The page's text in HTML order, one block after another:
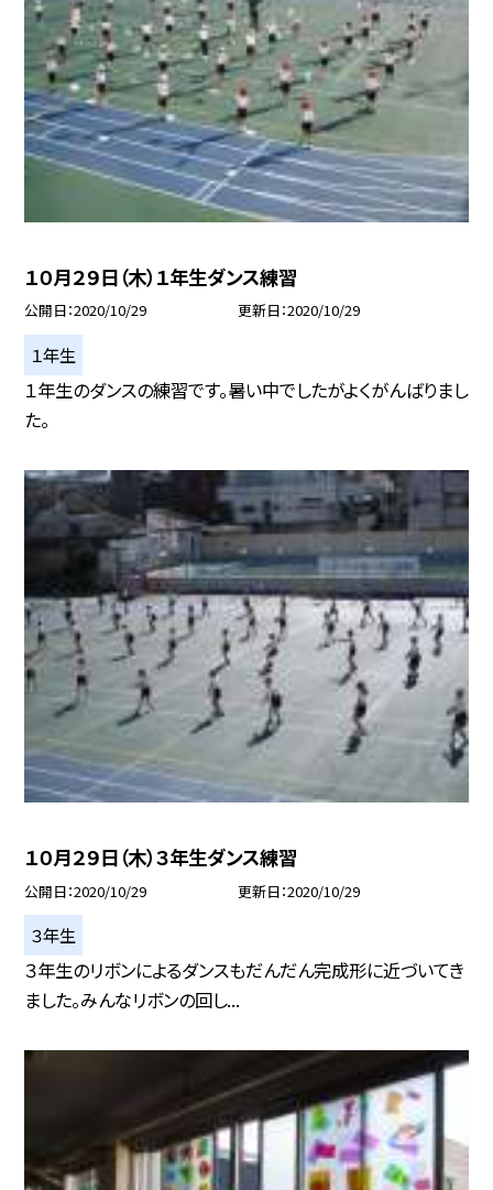
１０月２９日（木）１年生ダンス練習
公開日 2020/10/29 更新日 2020/10/29
１年生
１年生のダンスの練習です。暑い中でしたがよくがんばりまし
た。
１０月２９日（木）３年生ダンス練習
公開日 2020/10/29 更新日 2020/10/29
３年生
３年生のリボンによるダンスもだんだん完成形に近づいてき
ました。みんなリボンの回し...